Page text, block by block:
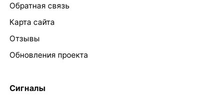
Обратная связь
Карта сайта
Отзывы
Обновления проекта
Сигналы